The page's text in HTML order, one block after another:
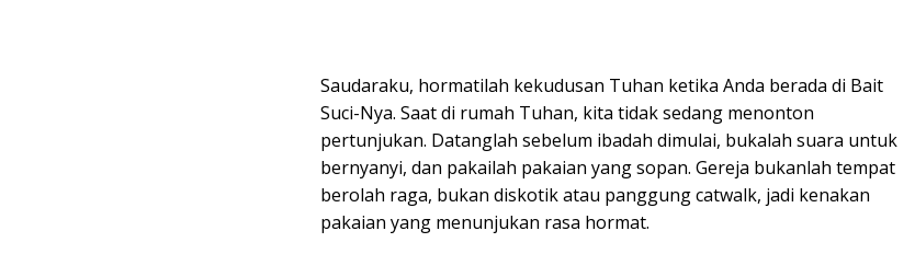
Saudaraku, hormatilah kekudusan Tuhan ketika Anda berada di Bait
Suci-Nya. Saat di rumah Tuhan, kita tidak sedang menonton
pertunjukan. Datanglah sebelum ibadah dimulai, bukalah suara untuk
bernyanyi, dan pakailah pakaian yang sopan. Gereja bukanlah tempat
berolah raga, bukan diskotik atau panggung catwalk, jadi kenakan
pakaian yang menunjukan rasa hormat.